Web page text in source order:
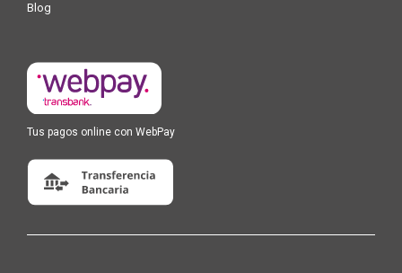
Blog
Tus pagos online con WebPay